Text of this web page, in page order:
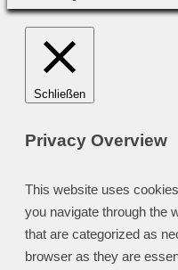
Schließen
Privacy Overview
This website uses
you navigate through the
that are categorized as
browser as they are